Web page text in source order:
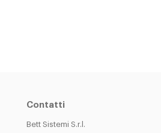
Contatti
Bett Sistemi S.r.l.